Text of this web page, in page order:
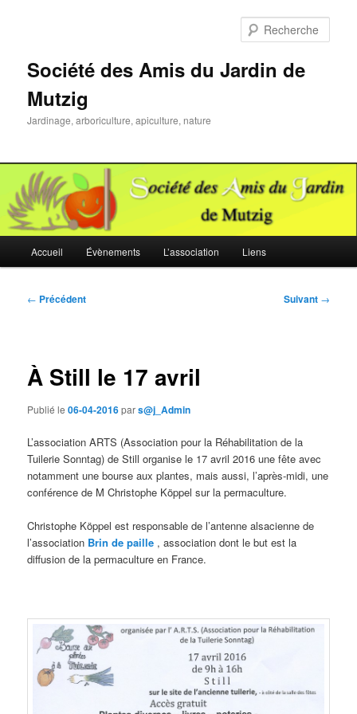
Société des Amis du Jardin de
Mutzig
Jardinage, arboriculture, apiculture, nature
principal
Accueil Évènements L’association Liens
Navigation
← Précédent Suivant →
À Still le 17 avril
Publié le06-04-2016pars@j_Admin
L’association ARTS (Association pour la Réhabilitation de la
Tuilerie Sonntag) de Still organise le 17 avril 2016 une fête avec
notamment une bourse aux plantes, mais aussi, l’après-midi, une
conférence de M Christophe Köppel sur la permaculture.
Christophe Köppel est responsable de l’antenne alsacienne de
l’association Brin de paille , association dont le but est la
diffusion de la permaculture en France.